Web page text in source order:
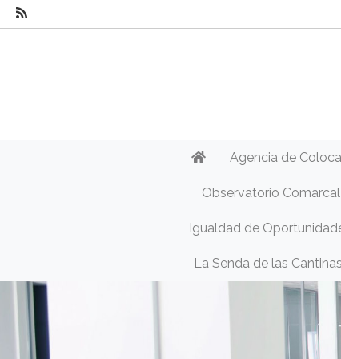
Agencia de
Observatorio
Igualdad de
La Senda de las Cantinas